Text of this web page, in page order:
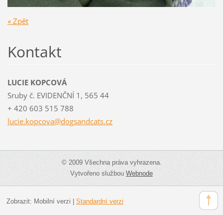
« Zpět
Kontakt
LUCIE KOPCOVÁ
Sruby č. EVIDENČNÍ 1, 565 44
+ 420 603 515 788
lucie.kopcova@dogsandcats.cz
© 2009 Všechna práva vyhrazena.
Vytvořeno službouWebnode
Zobrazit: Mobilní verzi | Standardní verzi